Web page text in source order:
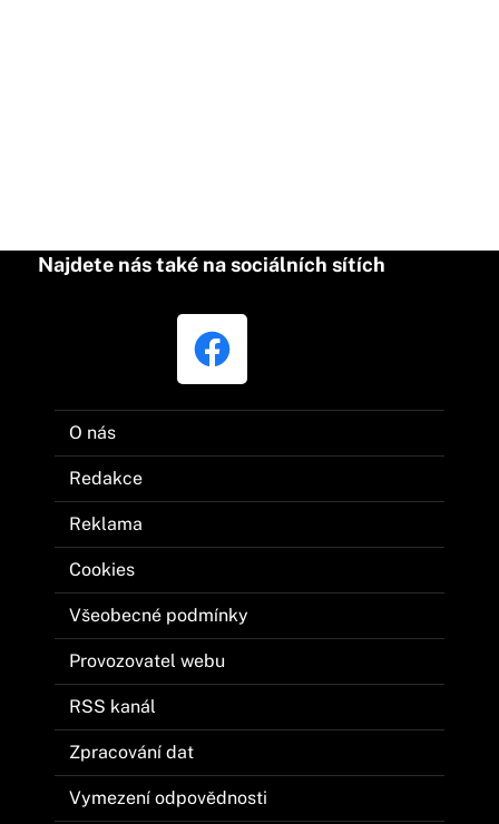
Najdete nás také na sociálních sítích
O nás
Redakce
Reklama
Cookies
Všeobecné podmínky
Provozovatel webu
RSS kanál
Zpracování dat
Vymezení odpovědnosti